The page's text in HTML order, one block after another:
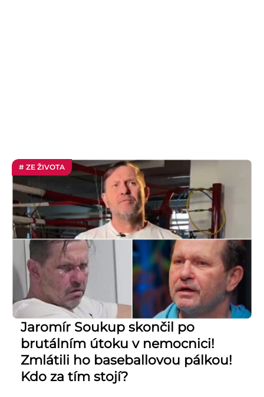
# ZE ŽIVOTA
Jaromír Soukup skončil po
brutálním útoku v nemocnici!
Zmlátili ho baseballovou pálkou!
Kdo za tím stojí?